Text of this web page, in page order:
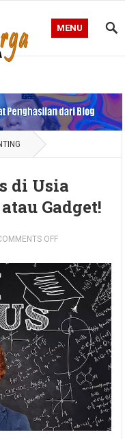
MENU
di Usia
Gadget!
OFF